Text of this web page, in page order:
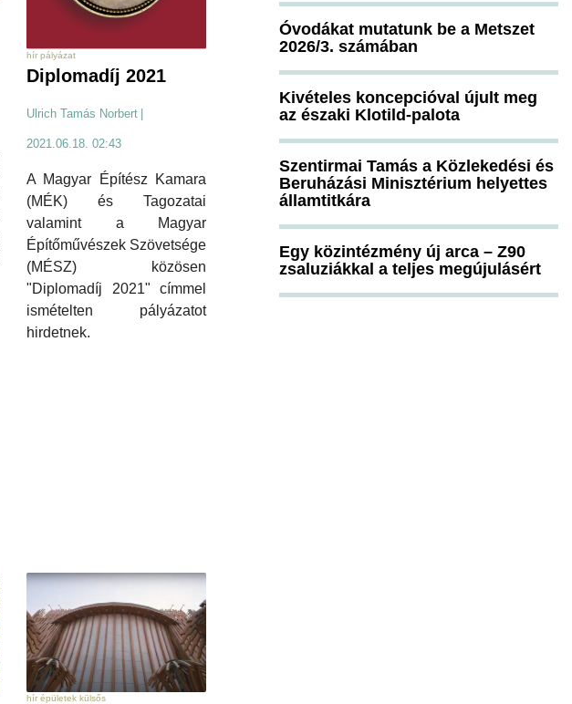
hír pályázat
Diplomadíj 2021
Ulrich Tamás Norbert |
2021.06.18. 02:43
A Magyar Építész Kamara
(MÉK) és Tagozatai
valamint a Magyar
Építőművészek Szövetsége
(MÉSZ) közösen
"Diplomadíj 2021" címmel
ismételten pályázatot
hirdetnek.
hír épületek külsős
Óvodákat mutatunk be a Metszet
2026/3. számában
Kivételes koncepcióval újult meg
az északi Klotild-palota
Szentirmai Tamás a Közlekedési és
Beruházási Minisztérium helyettes
államtitkára
Egy közintézmény új arca – Z90
zsaluziákkal a teljes megújulásért